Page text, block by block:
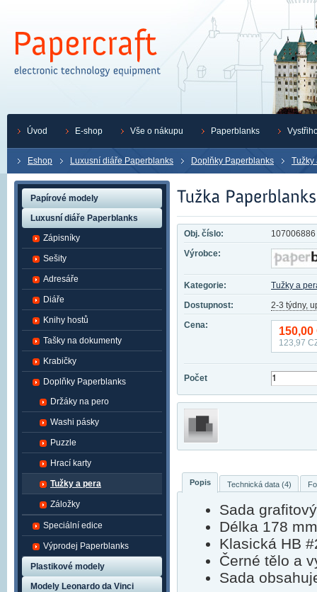
Eshop Luxusní diáře Paperblanks Doplňky Paperblanks Tužky
Obj. číslo:
107006886
Výrobce:
Kategorie:
Tužky a
Dostupnost:
2-3 týdny,
Cena:
150,00
123,97
Počet
Popis Technická data (4)
Sada
Délka 178
Klasická HB
Černé tělo a
Sada
Papírové modely
Luxusní diáře Paperblanks
Zápisníky
Sešity
Adresáře
Diáře
Knihy hostů
Tašky na dokumenty
Krabičky
Doplňky Paperblanks
Držáky na pero
Washi pásky
Puzzle
Hrací karty
Tužky a pera
Záložky
Speciální edice
Výprodej Paperblanks
Plastikové modely
Modely Leonardo da Vinci
Úvod E-shop Vše o nákupu Paperblanks